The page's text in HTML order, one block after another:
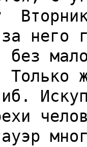
него
без